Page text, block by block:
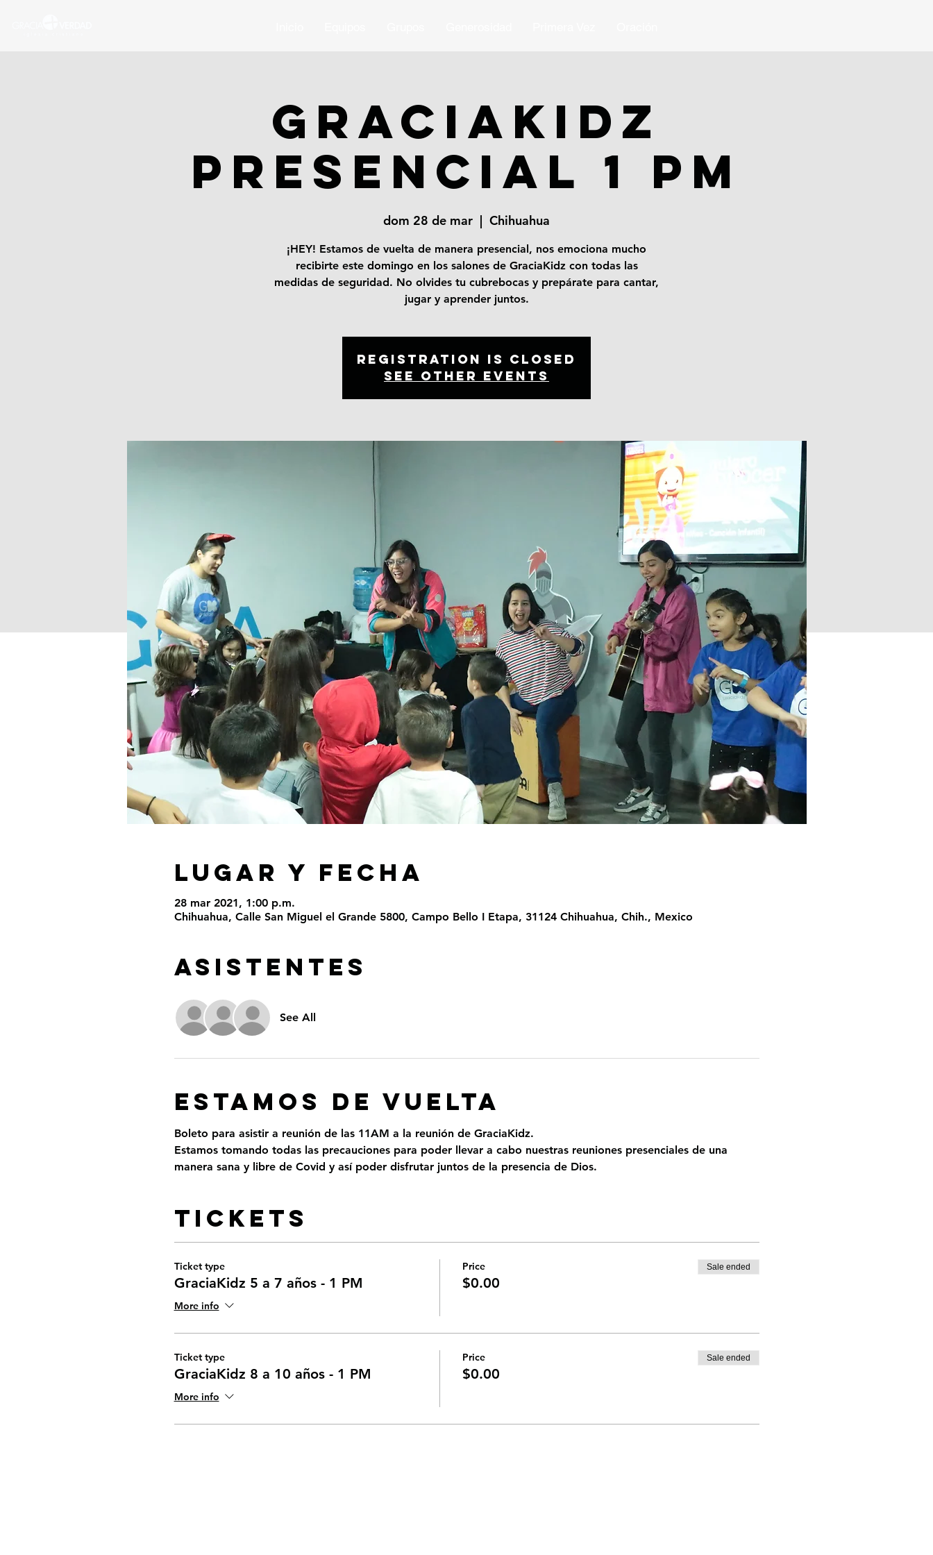
GRACIAKIDZ
PRESENCIAL 1 PM
dom 28 de mar
  |
Chihuahua
¡HEY! Estamos de vuelta de manera presencial, nos emociona mucho
recibirte este domingo en los salones de GraciaKidz con todas las
medidas de seguridad. No olvides tu cubrebocas y prepárate para cantar,
jugar y aprender juntos.
Registration is Closed
See other events
LUGAR Y FECHA
28 mar 2021, 1:00 p.m.
Chihuahua, Calle San Miguel el Grande 5800, Campo Bello I Etapa, 31124 Chihuahua, Chih., Mexico
ASISTENTES
See All
ESTAMOS DE VUELTA
Boleto para asistir a reunión de las 11AM a la reunión de GraciaKidz.
Estamos tomando todas las precauciones para poder llevar a cabo nuestras reuniones presenciales de una
manera sana y libre de Covid y así poder disfrutar juntos de la presencia de Dios.
Tickets
Ticket type
GraciaKidz 5 a 7 años - 1 PM
More info
Price
$0.00
Sale ended
Ticket type
GraciaKidz 8 a 10 años - 1 PM
More info
Price
$0.00
Sale ended